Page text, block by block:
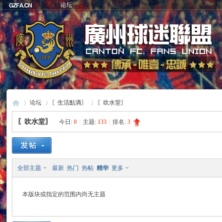
论坛
»
论坛
›
〖生活點滴〗 〖吹水堂〗
〖吹水堂〗 今日:0 主题: 133 排名:3
全部主题 最新 热门 热帖 精华 更多
本版块或指定的范围内尚无主题